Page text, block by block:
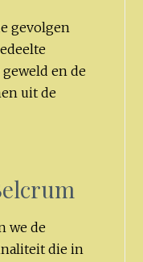
gevolgen
en de
uit de
we de
die in